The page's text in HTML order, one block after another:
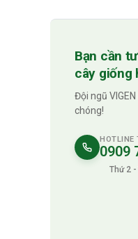
Bạn cần
cây giống
Đội ngũ
chóng!
HOTLINE
0909
Thứ 2